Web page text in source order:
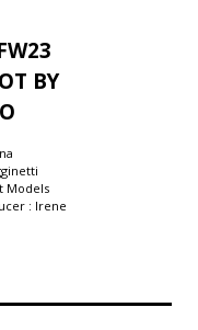
BY
Models
: Irene